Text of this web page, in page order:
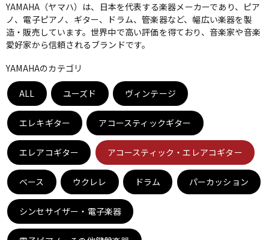
エレキギター アコギ/エレアコ
ベース
ドラム パーカッション
キーボード 電子ピアノ
管楽器 その他楽器
アンプ
YAMAHA（ヤマハ）は、日本を代表する楽器メーカーであり、ピア
ノ、電子ピアノ、ギター、ドラム、管楽器など、幅広い楽器を製
造・販売しています。世界中で高い評価を得ており、音楽家や音楽
愛好家から信頼されるブランドです。
YAMAHAのカテゴリ
ALL ユーズド ヴィンテージ
エレキギター アコースティックギター
エレアコギター アコースティック・エレアコギター
ベース ウクレレ ドラム パーカッション
シンセサイザー・電子楽器